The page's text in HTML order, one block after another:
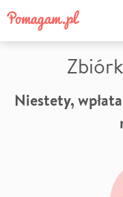
Niestety,